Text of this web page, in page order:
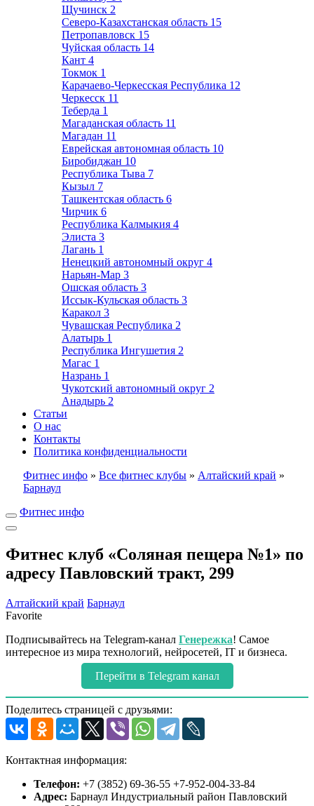
Щучинск 2
Северо-Казахстанская область 15
Петропавловск 15
Чуйская область 14
Кант 4
Токмок 1
Карачаево-Черкесская Республика 12
Черкесск 11
Теберда 1
Магаданская область 11
Магадан 11
Еврейская автономная область 10
Биробиджан 10
Республика Тыва 7
Кызыл 7
Ташкентская область 6
Чирчик 6
Республика Калмыкия 4
Элиста 3
Лагань 1
Ненецкий автономный округ 4
Нарьян-Мар 3
Ошская область 3
Иссык-Кульская область 3
Каракол 3
Чувашская Республика 2
Алатырь 1
Республика Ингушетия 2
Магас 1
Назрань 1
Чукотский автономный округ 2
Анадырь 2
Статьи
О нас
Контакты
Политика конфиденциальности
Фитнес инфо » Все фитнес клубы » Алтайский край »
Барнаул
Фитнес инфо
Фитнес клуб «Соляная пещера №1» по
адресу Павловский тракт, 299
Алтайский край Барнаул
Favorite
Подписывайтесь на Telegram-канал Генережка! Самое
интересное из мира технологий, нейросетей, IT и бизнеса.
Перейти в Telegram канал
Поделитесь страницей с друзьями:
Контактная информация:
Телефон: +7 (3852) 69-36-55 +7-952-004-33-84
Адрес: Барнаул Индустриальный район Павловский